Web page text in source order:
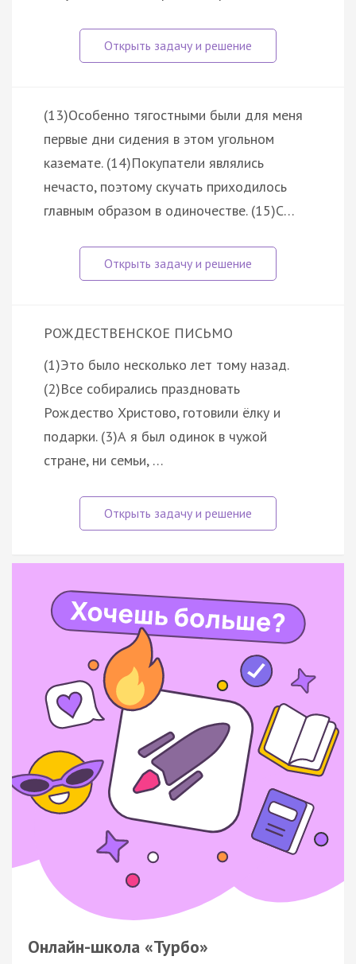
(13)Особенно тягостными были для меня
первые дни сидения в этом угольном
каземате. (14)Покупатели являлись
нечасто, поэтому скучать приходилось
главным образом в одиночестве. (15)С…
РОЖДЕСТВЕНСКОЕ ПИСЬМО
(1)Это было несколько лет тому назад.
(2)Все собирались праздновать
Рождество Христово, готовили ёлку и
подарки. (3)А я был одинок в чужой
стране, ни семьи, …
Онлайн-школа «Турбо»